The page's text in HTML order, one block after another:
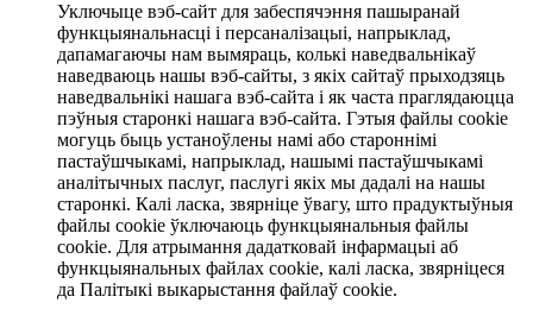
Уключыце вэб-сайт для забеспячэння пашыранай
функцыянальнасці і персаналізацыі, напрыклад,
дапамагаючы нам вымяраць, колькі наведвальнікаў
наведваюць нашы вэб-сайты, з якіх сайтаў прыходзяць
наведвальнікі нашага вэб-сайта і як часта праглядаюцца
пэўныя старонкі нашага вэб-сайта. Гэтыя файлы cookie
могуць быць устаноўлены намі або староннімі
пастаўшчыкамі, напрыклад, нашымі пастаўшчыкамі
аналітычных паслуг, паслугі якіх мы дадалі на нашы
старонкі. Калі ласка, звярніце ўвагу, што прадуктыўныя
файлы cookie ўключаюць функцыянальныя файлы
cookie. Для атрымання дадатковай інфармацыі аб
функцыянальных файлах cookie, калі ласка, звярніцеся
да Палітыкі выкарыстання файлаў cookie.